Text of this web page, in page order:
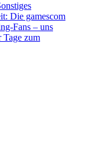
Die gamescom
Fans – uns
Tage zum